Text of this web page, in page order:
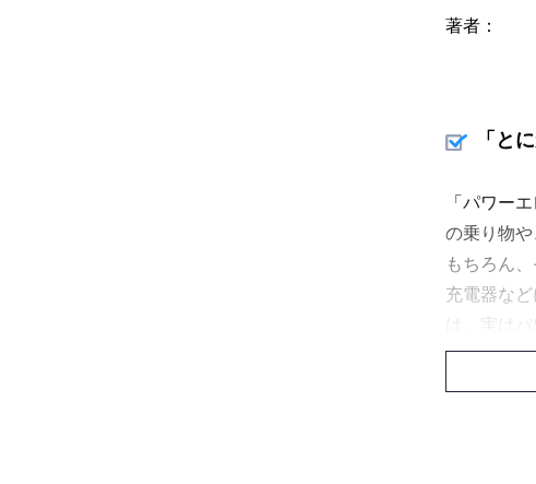
著者
「と
「パワー
の乗り物
もちろん
充電器な
は、実は
この本は